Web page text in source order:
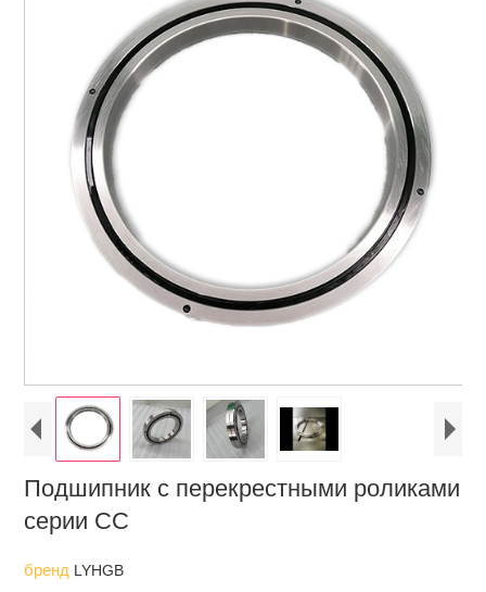
Подшипник с перекрестными роликами
серии СС
бренд LYHGB